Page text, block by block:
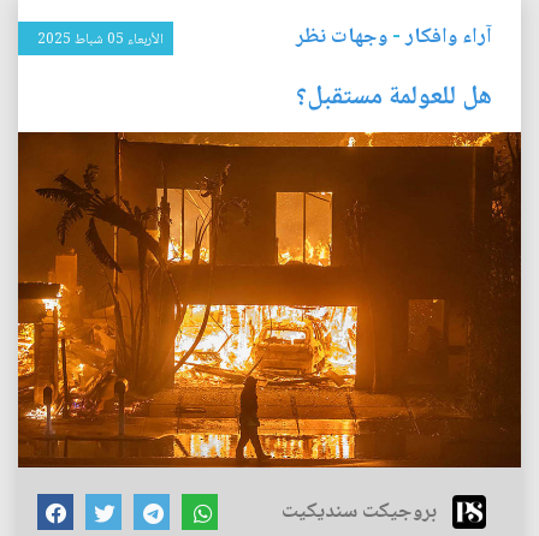
آراء وافكار-وجهات نظر الأربعاء 05 شباط 2025
هل للعولمة مستقبل؟
بروجيكت سنديكيت